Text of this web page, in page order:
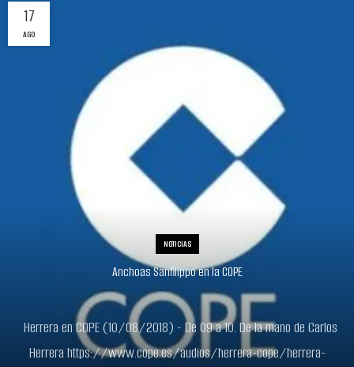
17
AGO
NOTICIAS
Anchoas Sanfilippo en la COPE
Herrera en COPE (10/08/2018) - De 09 a 10. De la mano de Carlos
Herrera https://www.cope.es/audios/herrera-cope/herrera-